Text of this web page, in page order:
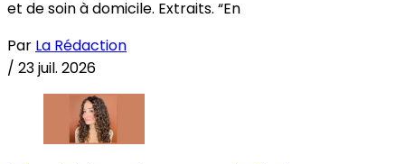
et de soin à domicile. Extraits. “En
Par La Rédaction
/ 23 juil. 2026